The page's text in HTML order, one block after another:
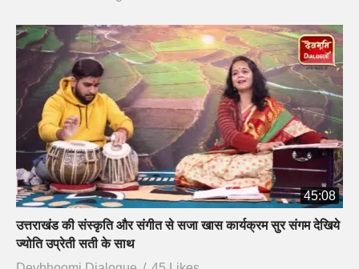
45:08
उत्तराखंड की संस्कृति और संगीत से सजा खास कार्यक्रम सुर संगम देखिये
ज्योति उप्रेती सती के साथ